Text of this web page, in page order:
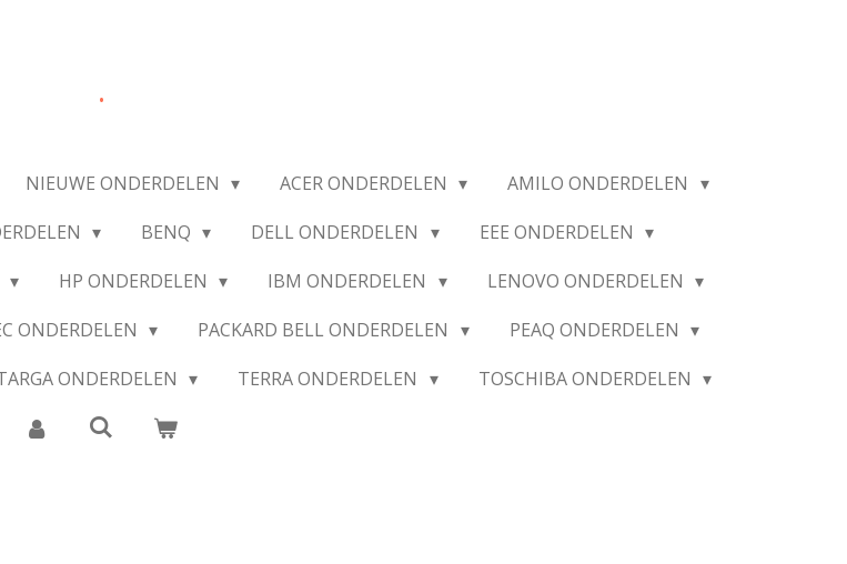
.
NIEUWE ONDERDELEN ACER ONDERDELEN
AMILO ONDERDELEN
BENQ DELL ONDERDELEN
EEE ONDERDELEN
HP ONDERDELEN IBM ONDERDELEN
LENOVO ONDERDELEN
ONDERDELEN PACKARD BELL ONDERDELEN
PEAQ ONDERDELEN
ONDERDELEN TERRA ONDERDELEN TOSCHIBA ONDERDELEN